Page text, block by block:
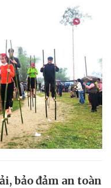
bảo đảm an toàn